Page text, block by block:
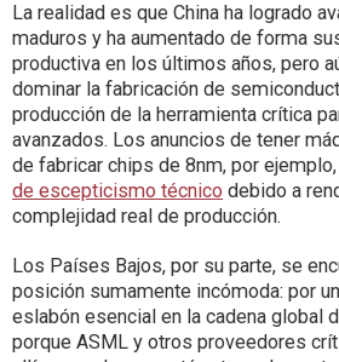
La realidad es que China ha logrado
maduros y ha aumentado de forma
productiva en los últimos años, pero
dominar la fabricación de
producción de la herramienta crítica
avanzados. Los anuncios de tener
de fabricar chips de 8nm, por ejemplo,
de escepticismo técnico debido a
complejidad real de producción.
Los Países Bajos, por su parte, se
posición sumamente incómoda: por
eslabón esencial en la cadena global
porque ASML y otros proveedores